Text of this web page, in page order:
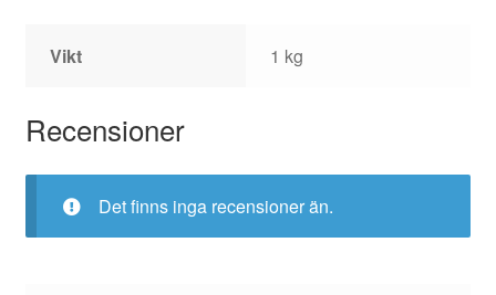
Vikt 1 kg
Recensioner
Det finns inga recensioner än.